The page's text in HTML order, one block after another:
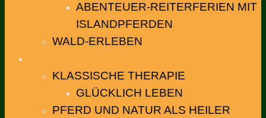
ABENTEUER-REITERFERIEN MIT
ISLANDPFERDEN
WALD-ERLEBEN
KLASSISCHE THERAPIE
GLÜCKLICH LEBEN
PFERD UND NATUR ALS HEILER